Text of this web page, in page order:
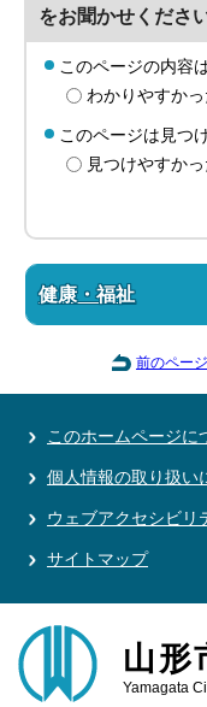
をお聞かせください
このページの内容
わかりやすかっ
このページは見つ
見つけやすかっ
健康・福祉
前のペー
このホームページに
個人情報の取り扱い
ウェブアクセシビリ
サイトマップ
山形
Yamagata